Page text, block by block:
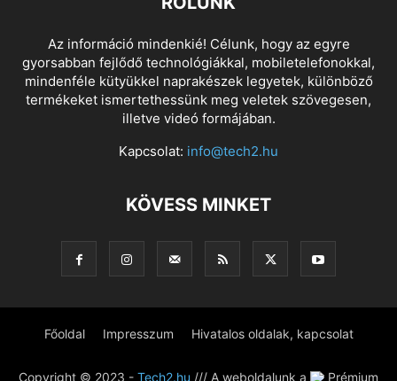
Az információ mindenkié! Célunk, hogy az egyre
gyorsabban fejlődő technológiákkal, mobiletelefonokkal,
mindenféle kütyükkel naprakészek legyetek, különböző
termékeket ismertethessünk meg veletek szövegesen,
illetve videó formájában.
Kapcsolat: info@tech2.hu
KÖVESS MINKET
Főoldal Impresszum Hivatalos oldalak, kapcsolat
Copyright © 2023 - Tech2.hu /// A weboldalunk a Prémium